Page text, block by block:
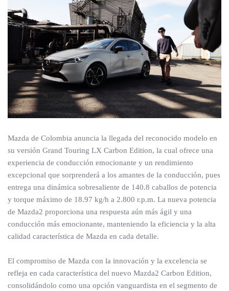
Mazda de Colombia anuncia la llegada del reconocido modelo en
su versión Grand Touring LX Carbon Edition, la cual ofrece una
experiencia de conducción emocionante y un rendimiento
excepcional que sorprenderá a los amantes de la conducción, pues
entrega una dinámica sobresaliente de 140.8 caballos de potencia
y torque máximo de 18.97 kg/h a 2.800 r.p.m. La nueva potencia
de Mazda2 proporciona una respuesta aún más ágil y una
conducción más emocionante, manteniendo la eficiencia y la alta
calidad característica de Mazda en cada detalle.
El compromiso de Mazda con la innovación y la excelencia se
refleja en cada característica del nuevo Mazda2 Carbon Edition,
consolidándolo como una opción vanguardista en el segmento de